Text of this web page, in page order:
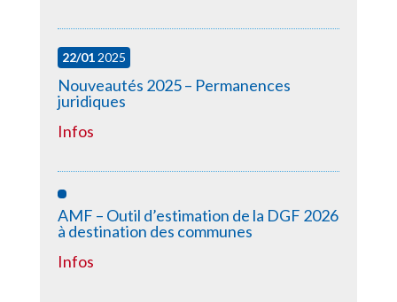
22/012025
Nouveautés 2025 – Permanences
juridiques
Infos
AMF – Outil d’estimation de la DGF 2026
à destination des communes
Infos